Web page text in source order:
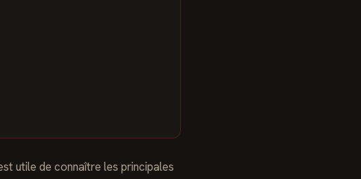
utile de connaître les principales